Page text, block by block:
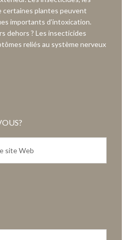
certaines plantes peuvent
importants d’intoxication.
dehors ? Les insecticides
reliés au système nerveux